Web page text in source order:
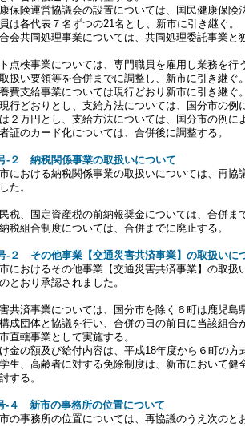
保険運営協議会の設置については、国民健康保険
は各代表７名ずつの21名とし、新市に引き継ぐ。
会共同処理事業については、共同処理委託事業と
点検事業については、専門職員を雇用し業務を行
扱い要領等を合併までに調整し、新市に引き継ぐ。
費支給事業については現行どおり新市に引き継ぐ
行どおりとし、支給方法については、国分市の例
２万円とし、支給方法については、国分市の例に
証のカード化については、合併後に調整する。
-２ 納税関係事業の取扱いについて
における納税関係事業の取扱いについては、再協
た。
税、固定資産税の前納報奨金については、合併ま
税組合制度については、合併までに廃止する。
-２ その他事業【交通災害共済事業】の取扱いに
におけるその他事業【交通災害共済事業】の取扱
とおり承認されました。
共済事業については、国分市を除く６町は鹿児島
成団体と協議を行い、合併の日の前日に当該組合
直轄事業として実施する。
金の額及び給付内容は、平成18年度から６町の方
生、高齢者に対する免除制度は、新市において健
する。
-４ 新市の事務所の位置について
の事務所の位置については、再協議のうえ次のと